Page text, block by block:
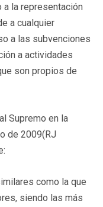
a la representación
a cualquier
a las subvenciones
a actividades
son propios de
Supremo en la
de 2009(RJ
como la que
siendo las más